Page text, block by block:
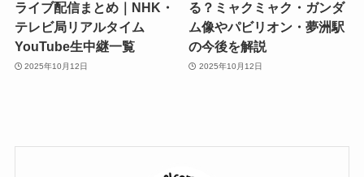
ライブ配信まとめ｜NHK・
テレビ局リアルタイム
YouTube生中継一覧
2025年10月12日
る？ミャクミャク・ガンダ
ム像やパビリオン・夢洲駅
の今後を解説
2025年10月12日